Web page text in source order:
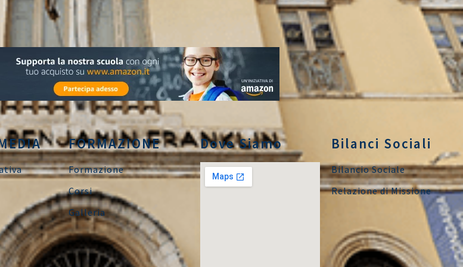
FORMAZIONE
Formazione
Corsi
Galleria
Dove Siamo Bilanci Sociali
Bilancio Sociale
Relazione di Missione